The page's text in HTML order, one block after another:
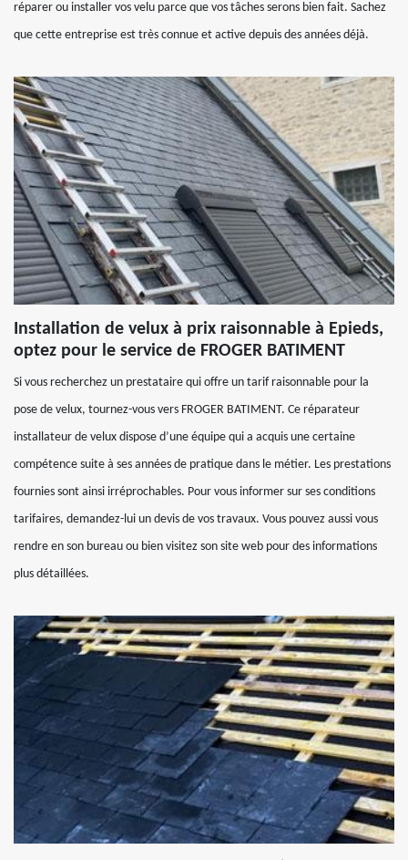
réparer ou installer vos velu parce que vos tâches serons bien fait. Sachez
que cette entreprise est très connue et active depuis des années déjà.
Installation de velux à prix raisonnable à Epieds,
optez pour le service de FROGER BATIMENT
Si vous recherchez un prestataire qui offre un tarif raisonnable pour la
pose de velux, tournez-vous vers FROGER BATIMENT. Ce réparateur
installateur de velux dispose d’une équipe qui a acquis une certaine
compétence suite à ses années de pratique dans le métier. Les prestations
fournies sont ainsi irréprochables. Pour vous informer sur ses conditions
tarifaires, demandez-lui un devis de vos travaux. Vous pouvez aussi vous
rendre en son bureau ou bien visitez son site web pour des informations
plus détaillées.